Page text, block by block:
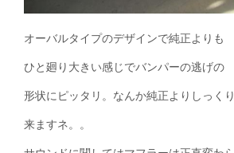
オーバルタイプのデザインで純正よりも
ひと廻り大きい感じでバンパーの逃げの
形状にピッタリ。なんか純正よりしっくり
来ますネ。。